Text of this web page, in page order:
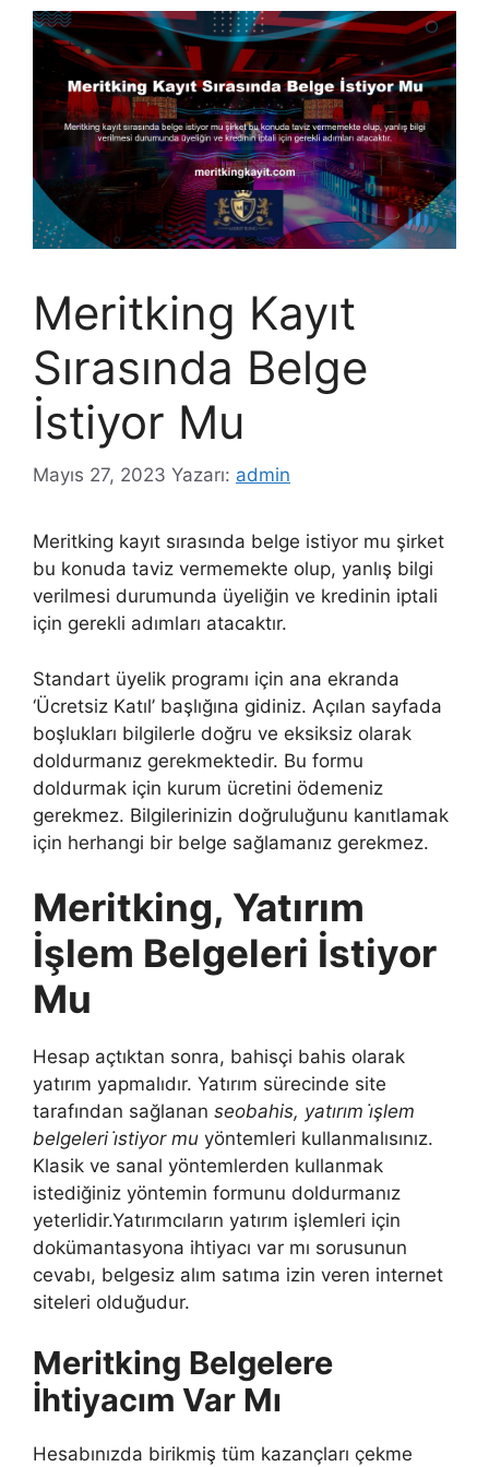
Meritking Kayıt
Sırasında Belge
İstiyor Mu
Mayıs 27, 2023 Yazarı: admin
Meritking kayıt sırasında belge istiyor mu şirket
bu konuda taviz vermemekte olup, yanlış bilgi
verilmesi durumunda üyeliğin ve kredinin iptali
için gerekli adımları atacaktır.
Standart üyelik programı için ana ekranda
‘Ücretsiz Katıl’ başlığına gidiniz. Açılan sayfada
boşlukları bilgilerle doğru ve eksiksiz olarak
doldurmanız gerekmektedir. Bu formu
doldurmak için kurum ücretini ödemeniz
gerekmez. Bilgilerinizin doğruluğunu kanıtlamak
için herhangi bir belge sağlamanız gerekmez.
Meritking, Yatırım
İşlem Belgeleri İstiyor
Mu
Hesap açtıktan sonra, bahisçi bahis olarak
yatırım yapmalıdır. Yatırım sürecinde site
tarafından sağlanan seobahis, yatırım i̇şlem
belgeleri i̇stiyor mu yöntemleri kullanmalısınız.
Klasik ve sanal yöntemlerden kullanmak
istediğiniz yöntemin formunu doldurmanız
yeterlidir.Yatırımcıların yatırım işlemleri için
dokümantasyona ihtiyacı var mı sorusunun
cevabı, belgesiz alım satıma izin veren internet
siteleri olduğudur.
Meritking Belgelere
İhtiyacım Var Mı
Hesabınızda birikmiş tüm kazançları çekme